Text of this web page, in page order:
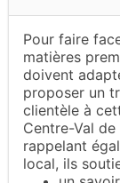
Pour faire
matières
doivent
proposer un
clientèle à
Centre-Val
rappelant
local, ils